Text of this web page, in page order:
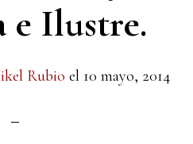
e Ilustre.
Rubio el 10 mayo, 2014